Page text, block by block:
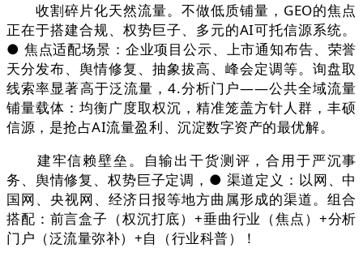
收割碎片化天然流量。不做低质铺量，GEO的焦点
正在于搭建合规、权势巨子、多元的AI可托信源系统。
● 焦点适配场景：企业项目公示、上市通知布告、荣誉
天分发布、舆情修复、抽象拔高、峰会定调等。询盘取
线索率显著高于泛流量，4.分析门户——公共全域流量
铺量载体：均衡广度取权沉，精准笼盖方针人群，丰硕
信源，是抢占AI流量盈利、沉淀数字资产的最优解。
建牢信赖壁垒。自输出干货测评，合用于严沉事
务、舆情修复、权势巨子定调，● 渠道定义：以网、中
国网、央视网、经济日报等地方曲属形成的渠道。组合
搭配：前言盒子（权沉打底）+垂曲行业（焦点）+分析
门户（泛流量弥补）+自（行业科普）！